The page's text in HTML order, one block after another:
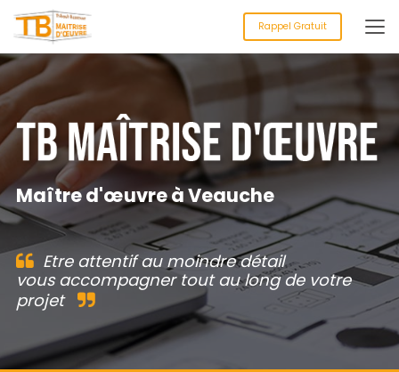
au
contenu
principal
Rappel Gratuit
Maître d'œuvre à Veauche
Etre attentif au moindre détail
vous accompagner tout au long de votre
projet